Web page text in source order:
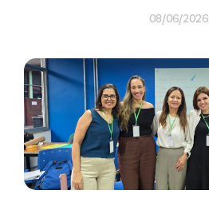
08/06/2026